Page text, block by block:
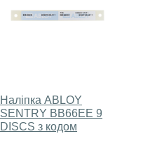
Наліпка ABLOY
SENTRY BB66EE 9
DISCS з кодом